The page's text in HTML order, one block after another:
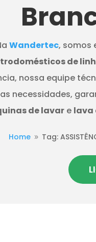
Wandertec, somos
de
nossa equipe
necessidades,
de lavare lava
Home 9 Tag: